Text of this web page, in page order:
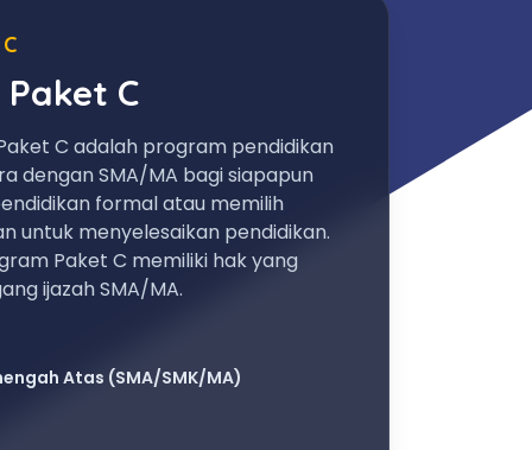
C
C adalah program pendidikan
dengan SMA/MA bagi siapapun
formal atau memilih
untuk menyelesaikan pendidikan.
Paket C memiliki hak yang
ijazah SMA/MA.
Atas (SMA/SMK/MA)